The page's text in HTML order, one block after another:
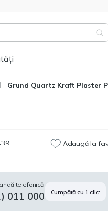
1 346.60
MDL
Grund Quartz Kraft Plaster
Adaugă la
telefonică
011 000 Cumpără cu 1 clic: